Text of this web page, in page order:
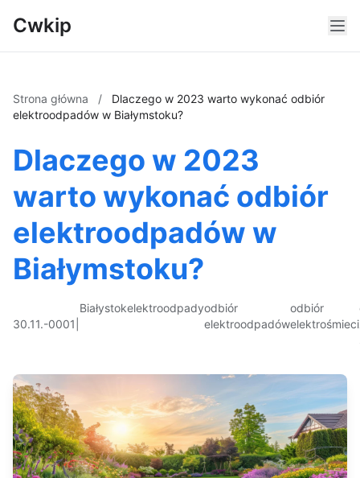
Cwkip
Strona główna /
Dlaczego w 2023 warto wykonać odbiór
elektroodpadów w Białymstoku?
Dlaczego w 2023
warto wykonać odbiór
elektroodpadów w
Białymstoku?
30.11.-0001
Białystokelektroodpadyodbiór
elektroodpadów
odbiór
elektrośmieci